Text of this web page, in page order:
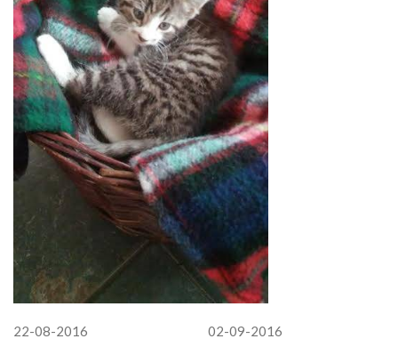
22-08-2016 02-09-2016